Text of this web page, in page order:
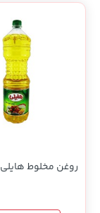
روغن مخلوط هایلی 1.5 لیتری